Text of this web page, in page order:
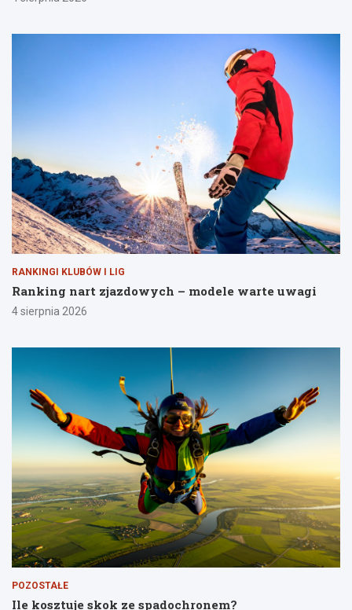
RANKINGI KLUBÓW I LIG
Ranking nart zjazdowych – modele warte uwagi
4 sierpnia 2026
POZOSTAŁE
Ile kosztuje skok ze spadochronem?